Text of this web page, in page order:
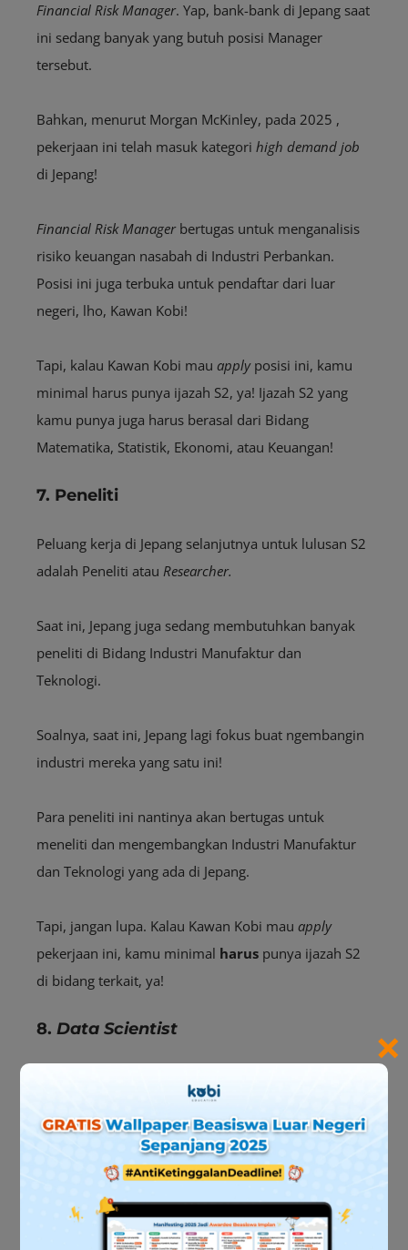
Financial Risk Manager. Yap, bank-bank di Jepang saat
ini sedang banyak yang butuh posisi Manager
tersebut.
Bahkan, menurut Morgan McKinley, pada 2025 ,
pekerjaan ini telah masuk kategori high demand job
di Jepang!
Financial Risk Managerbertugas untuk menganalisis
risiko keuangan nasabah di Industri Perbankan.
Posisi ini juga terbuka untuk pendaftar dari luar
negeri, lho, Kawan Kobi!
Tapi, kalau Kawan Kobi mau applyposisi ini, kamu
minimal harus punya ijazah S2, ya! Ijazah S2 yang
kamu punya juga harus berasal dari Bidang
Matematika, Statistik, Ekonomi, atau Keuangan!
7. Peneliti
Peluang kerja di Jepang selanjutnya untuk lulusan S2
adalah Peneliti atau Researcher.
Saat ini, Jepang juga sedang membutuhkan banyak
peneliti di Bidang Industri Manufaktur dan
Teknologi.
Soalnya, saat ini, Jepang lagi fokus buat ngembangin
industri mereka yang satu ini!
Para peneliti ini nantinya akan bertugas untuk
meneliti dan mengembangkan Industri Manufaktur
dan Teknologi yang ada di Jepang.
Tapi, jangan lupa. Kalau Kawan Kobi mau apply
pekerjaan ini, kamu minimal harus punya ijazah S2
di bidang terkait, ya!
8. Data Scientist ×
Buat Kawan Kobi yang punya ijazah S2 di Bidang
Statistik atau IT,Data Scientistjuga bisa jadi peluang
kerja yang oke buat kamu.
Yap, saat ini, ada banyak lembaga pemerintahan di
Jepang yang lagi butuhData Scientist. Salah satunya